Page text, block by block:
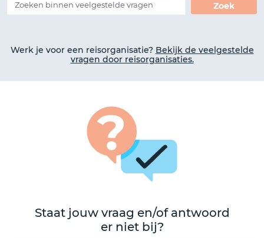
Zoek
Werk je voor een reisorganisatie? Bekijk de veelgestelde
vragen door reisorganisaties.
Staat jouw vraag en/of antwoord
er niet bij?